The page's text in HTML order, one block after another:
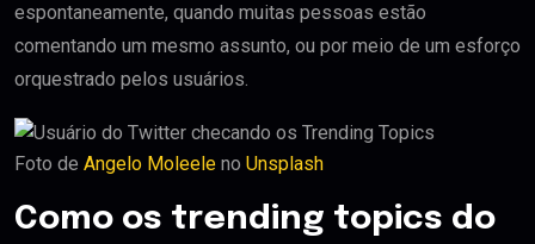
espontaneamente, quando muitas pessoas estão
comentando um mesmo assunto, ou por meio de um esforço
orquestrado pelos usuários.
Foto de Angelo Moleele no Unsplash
Como os trending topics do